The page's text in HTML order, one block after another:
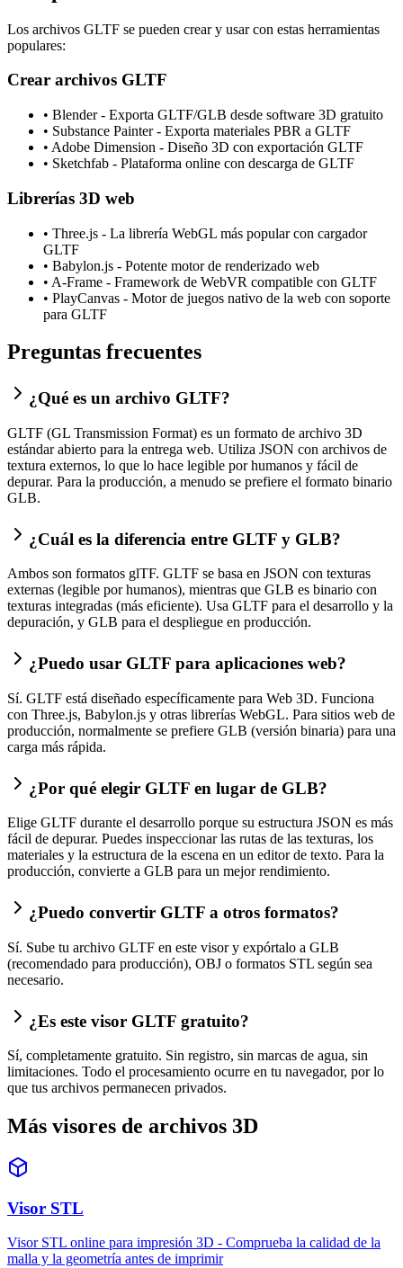
Los archivos GLTF se pueden crear y usar con estas herramientas
populares:
Crear archivos GLTF
• Blender - Exporta GLTF/GLB desde software 3D gratuito
• Substance Painter - Exporta materiales PBR a GLTF
• Adobe Dimension - Diseño 3D con exportación GLTF
• Sketchfab - Plataforma online con descarga de GLTF
Librerías 3D web
• Three.js - La librería WebGL más popular con cargador
GLTF
• Babylon.js - Potente motor de renderizado web
• A-Frame - Framework de WebVR compatible con GLTF
• PlayCanvas - Motor de juegos nativo de la web con soporte
para GLTF
Preguntas frecuentes
¿Qué es un archivo GLTF?
GLTF (GL Transmission Format) es un formato de archivo 3D
estándar abierto para la entrega web. Utiliza JSON con archivos de
textura externos, lo que lo hace legible por humanos y fácil de
depurar. Para la producción, a menudo se prefiere el formato binario
GLB.
¿Cuál es la diferencia entre GLTF y GLB?
Ambos son formatos glTF. GLTF se basa en JSON con texturas
externas (legible por humanos), mientras que GLB es binario con
texturas integradas (más eficiente). Usa GLTF para el desarrollo y la
depuración, y GLB para el despliegue en producción.
¿Puedo usar GLTF para aplicaciones web?
Sí. GLTF está diseñado específicamente para Web 3D. Funciona
con Three.js, Babylon.js y otras librerías WebGL. Para sitios web de
producción, normalmente se prefiere GLB (versión binaria) para una
carga más rápida.
¿Por qué elegir GLTF en lugar de GLB?
Elige GLTF durante el desarrollo porque su estructura JSON es más
fácil de depurar. Puedes inspeccionar las rutas de las texturas, los
materiales y la estructura de la escena en un editor de texto. Para la
producción, convierte a GLB para un mejor rendimiento.
¿Puedo convertir GLTF a otros formatos?
Sí. Sube tu archivo GLTF en este visor y expórtalo a GLB
(recomendado para producción), OBJ o formatos STL según sea
necesario.
¿Es este visor GLTF gratuito?
Sí, completamente gratuito. Sin registro, sin marcas de agua, sin
limitaciones. Todo el procesamiento ocurre en tu navegador, por lo
que tus archivos permanecen privados.
Más visores de archivos 3D
Visor STL
Visor STL online para impresión 3D - Comprueba la calidad de la
malla y la geometría antes de imprimir